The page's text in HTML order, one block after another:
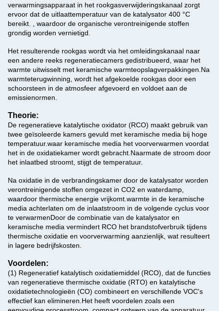
verwarmingsapparaat in het rookgasverwijderingskanaal zorgt
ervoor dat de uitlaattemperatuur van de katalysator 400 °C
bereikt. , waardoor de organische verontreinigende stoffen
grondig worden vernietigd.
Het resulterende rookgas wordt via het omleidingskanaal naar
een andere reeks regeneratiecamers gedistribueerd, waar het
warmte uitwisselt met keramische warmteopslagverpakkingen.Na
warmteterugwinning, wordt het afgekoelde rookgas door een
schoorsteen in de atmosfeer afgevoerd en voldoet aan de
emissienormen.
Theorie:
De regeneratieve katalytische oxidator (RCO) maakt gebruik van
twee geïsoleerde kamers gevuld met keramische media bij hoge
temperatuur.waar keramische media het voorverwarmen voordat
het in de oxidatiekamer wordt gebracht. Naarmate de stroom door
het inlaatbed stroomt, stijgt de temperatuur.
Na oxidatie in de verbrandingskamer door de katalysator worden
verontreinigende stoffen omgezet in CO2 en waterdamp,
waardoor thermische energie vrijkomt.warmte in de keramische
media achterlaten om de inlaatstroom in de volgende cyclus voor
te verwarmenDoor de combinatie van de katalysator en
keramische media vermindert RCO het brandstofverbruik tijdens
thermische oxidatie en voorverwarming aanzienlijk, wat resulteert
in lagere bedrijfskosten.
Voordelen:
(1) Regeneratief katalytisch oxidatiemiddel (RCO), dat de functies
van regeneratieve thermische oxidatie (RTO) en katalytische
oxidatietechnologieën (CO) combineert en verschillende VOC's
effectief kan elimineren.Het heeft voordelen zoals een